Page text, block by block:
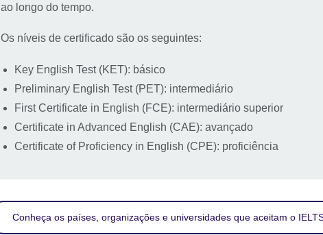
ao longo do tempo.
Os níveis de certificado são os seguintes:
Key English Test (KET): básico
Preliminary English Test (PET): intermediário
First Certificate in English (FCE): intermediário superior
Certificate in Advanced English (CAE): avançado
Certificate of Proficiency in English (CPE): proficiência
Conheça os países, organizações e universidades que aceitam o